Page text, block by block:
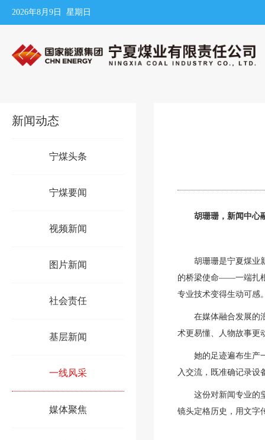
2026年8月9日 星期日
新闻动态
宁煤头条
宁煤要闻
视频新闻
图片新闻
社会责任
基层新闻
一线风采
媒体聚焦
胡珊珊，新闻中心
胡珊珊是宁夏煤业
的桥梁使命——一端扎
专业技术变得生动可感
在媒体融合发展的
术更易懂、人物故事更
她的足迹遍布生产
入交流，既准确记录设
这份对新闻专业的
镜头定格历史，用文字